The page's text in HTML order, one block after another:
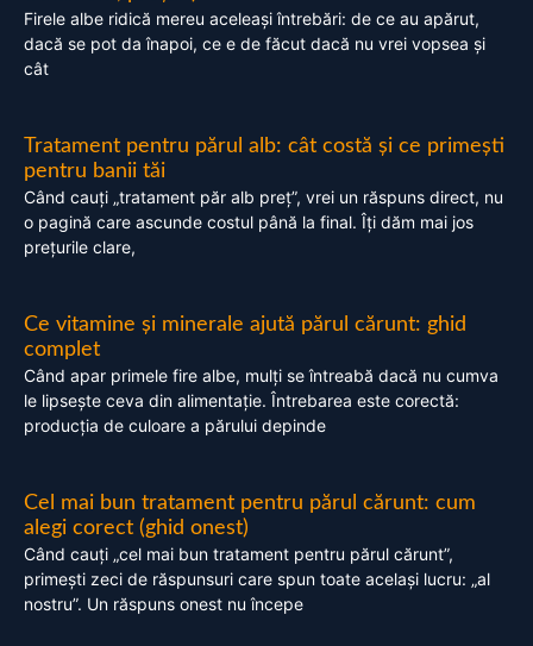
Firele albe ridică mereu aceleași întrebări: de ce au apărut,
dacă se pot da înapoi, ce e de făcut dacă nu vrei vopsea și
cât
Tratament pentru părul alb: cât costă și ce primești
pentru banii tăi
Când cauți „tratament păr alb preț”, vrei un răspuns direct, nu
o pagină care ascunde costul până la final. Îți dăm mai jos
prețurile clare,
Ce vitamine și minerale ajută părul cărunt: ghid
complet
Când apar primele fire albe, mulți se întreabă dacă nu cumva
le lipsește ceva din alimentație. Întrebarea este corectă:
producția de culoare a părului depinde
Cel mai bun tratament pentru părul cărunt: cum
alegi corect (ghid onest)
Când cauți „cel mai bun tratament pentru părul cărunt”,
primești zeci de răspunsuri care spun toate același lucru: „al
nostru”. Un răspuns onest nu începe